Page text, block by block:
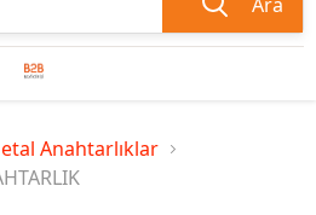
Anahtarlıklar